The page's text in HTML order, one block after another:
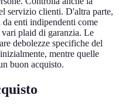
servizio clienti. D'altra parte,
da enti indipendenti come
plaid di garanzia. Le
debolezze specifiche del
mentre quelle
buon acquisto.